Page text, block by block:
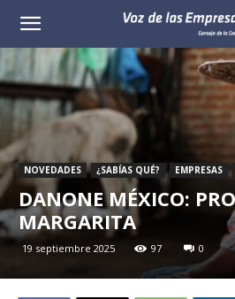
Voz
de
las
Empresas
NOVEDADES ¿SABÍAS QUÉ? EMPRESAS
DANONE MÉXICO:
MARGARITA
19 septiembre 2025 97 0